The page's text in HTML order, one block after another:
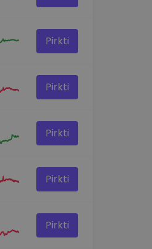
Pirkti
Pirkti
Pirkti
Pirkti
Pirkti